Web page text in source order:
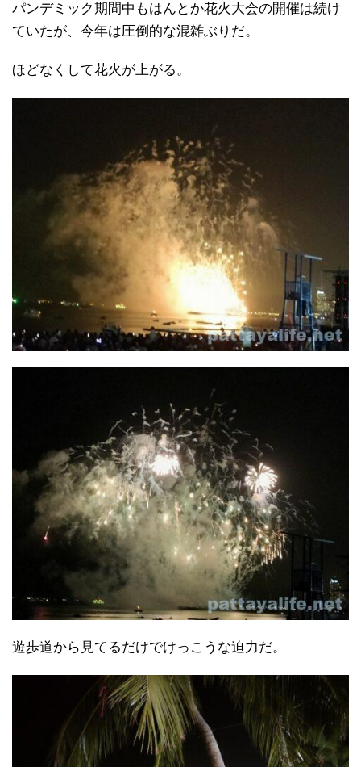
パンデミック期間中もはんとか花火大会の開催は続け
ていたが、今年は圧倒的な混雑ぶりだ。
ほどなくして花火が上がる。
遊歩道から見てるだけでけっこうな迫力だ。